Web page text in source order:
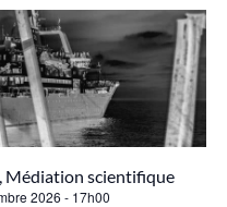
2026 - 17h00
Médiation scientifique